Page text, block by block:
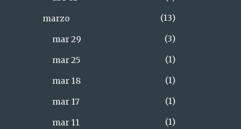
marzo
13
mar 29
3
mar 25
1
mar 18
1
mar 17
1
mar 11
1